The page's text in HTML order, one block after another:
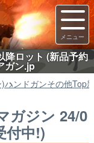
降ロット (新品予約
ガン.jp
ハンドガンその他Top
ガジン 24/0
付中!)